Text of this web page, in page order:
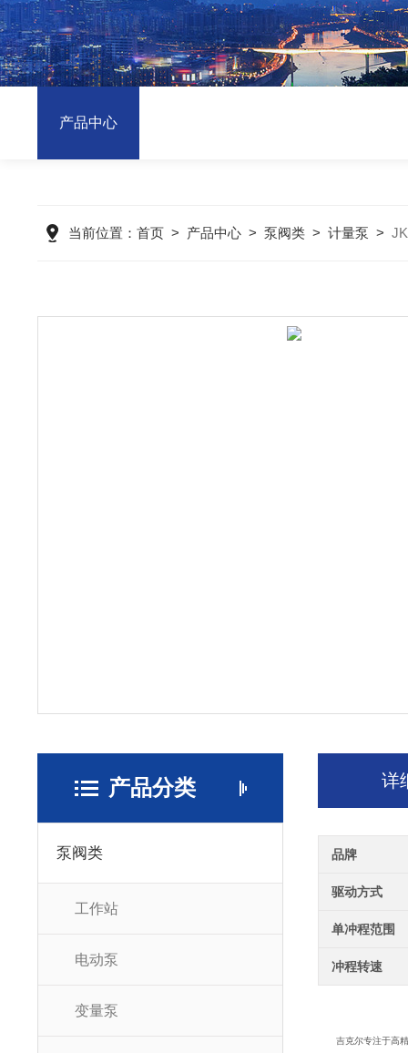
产品中心
当前位置： 首页> 产品中心> 泵阀类> 计量泵 >
产品分类
泵阀类
工作站
电动泵
变量泵
详
品牌
驱动方式
单冲程范围
冲程转速
吉克尔专注于高